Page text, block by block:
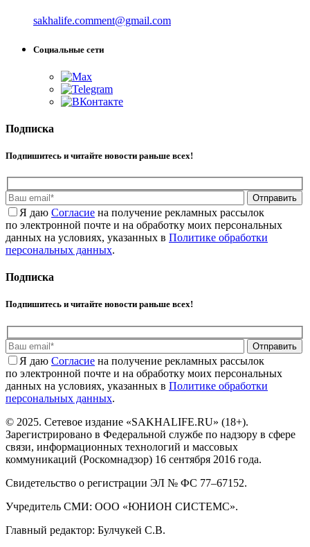
sakhalife.comment@gmail.com
Социальные сети
Подписка
Подпишитесь и читайте новости раньше всех!
Отправить
Я даю Cогласие на получение рекламных рассылок
по электронной почте и на обработку моих персональных
данных на условиях, указанных в Политике обработки
персональных данных.
Подписка
Подпишитесь и читайте новости раньше всех!
Отправить
Я даю Cогласие на получение рекламных рассылок
по электронной почте и на обработку моих персональных
данных на условиях, указанных в Политике обработки
персональных данных.
© 2025. Сетевое издание «SAKHALIFE.RU» (18+).
Зарегистрировано в Федеральной службе по надзору в сфере
связи, информационных технологий и массовых
коммуникаций (Роскомнадзор) 16 сентября 2016 года.
Свидетельство о регистрации ЭЛ № ФС 77–67152.
Учредитель СМИ: ООО «ЮНИОН СИСТЕМС».
Главный редактор: Булчукей С.В.